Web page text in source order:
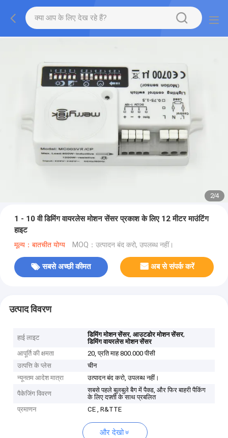
2/4
1 - 10 वी डिमिंग वायरलेस मोशन सेंसर प्रकाश के लिए 12 मीटर माउंटिंग
हाइट
मूल्य：बातचीत योग्य MOQ：उत्पादन बंद करो, उपलब्ध नहीं।
सबसे अच्छी कीमत अब से संपर्क करें
उत्पाद विवरण
हाई लाइट डिमिंग मोशन सेंसर,आउटडोर मोशन सेंसर,
डिमिंग वायरलेस मोशन सेंसर
आपूर्ति की क्षमता
20, प्रति माह 800.000 पीसी
उत्पत्ति के प्लेस
चीन
न्यूनतम आदेश मात्रा
उत्पादन बंद करो, उपलब्ध नहीं।
पैकेजिंग विवरण
सबसे पहले बुलबुले बैग में पैक्ड, और फिर बाहरी पैकिंग
के लिए दफ़्ती के साथ प्रबलित
प्रमाणन
CE , R&TTE
और देखो